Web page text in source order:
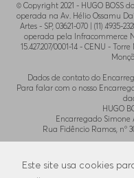
Este site usa cookies
© Copyright 2021 - HUGO BOSS
operada na Av. Hélio Ossamu
Artes - SP, 03621-070 | (11) 4935-
operada pela Infracommerce
15.427.207/0001-14 - CENU -
Dados de contato do
Para falar com o nosso
HUGO
Encarregado Simone
Rua Fidêncio Ramos, n°
Para contato